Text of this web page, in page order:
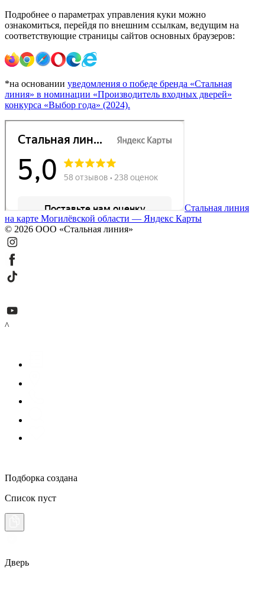
Подробнее о параметрах управления куки можно
ознакомиться, перейдя по внешним ссылкам, ведущим на
соответствующие страницы сайтов основных браузеров:
*на основании уведомления о победе бренда «Стальная
линия» в номинации «Производитель входных дверей»
конкурса «Выбор года» (2024).
Стальная линия
на карте Могилёвской области — Яндекс Карты
© 2026 ООО «Стальная линия»
^
Подборка создана
Список пуст
Дверь